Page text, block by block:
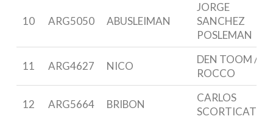
10 ARG5050 ABUSLEIMAN
JORGE
SANCHEZ
POSLEMAN
11 ARG4627 NICO
DEN TOOM /
ROCCO
12 ARG5664 BRIBON
CARLOS
SCORTICATI